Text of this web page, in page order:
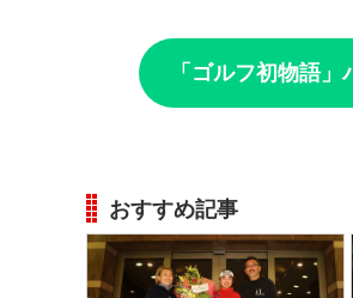
「ゴルフ初物語
おすすめ記事